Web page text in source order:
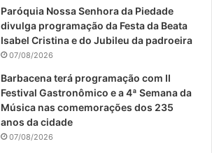
b
o
k
u
b
a
g
a
Paróquia Nossa Senhora da Piedade
divulga programação da Festa da Beata
Isabel Cristina e do Jubileu da padroeira
07/08/2026
Barbacena terá programação com II
Festival Gastronômico e a 4ª Semana da
Música nas comemorações dos 235
anos da cidade
07/08/2026